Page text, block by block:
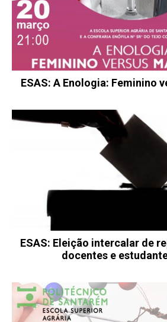
ESAS: A Enologia: Feminino
ESAS: Eleição intercalar de
docentes e